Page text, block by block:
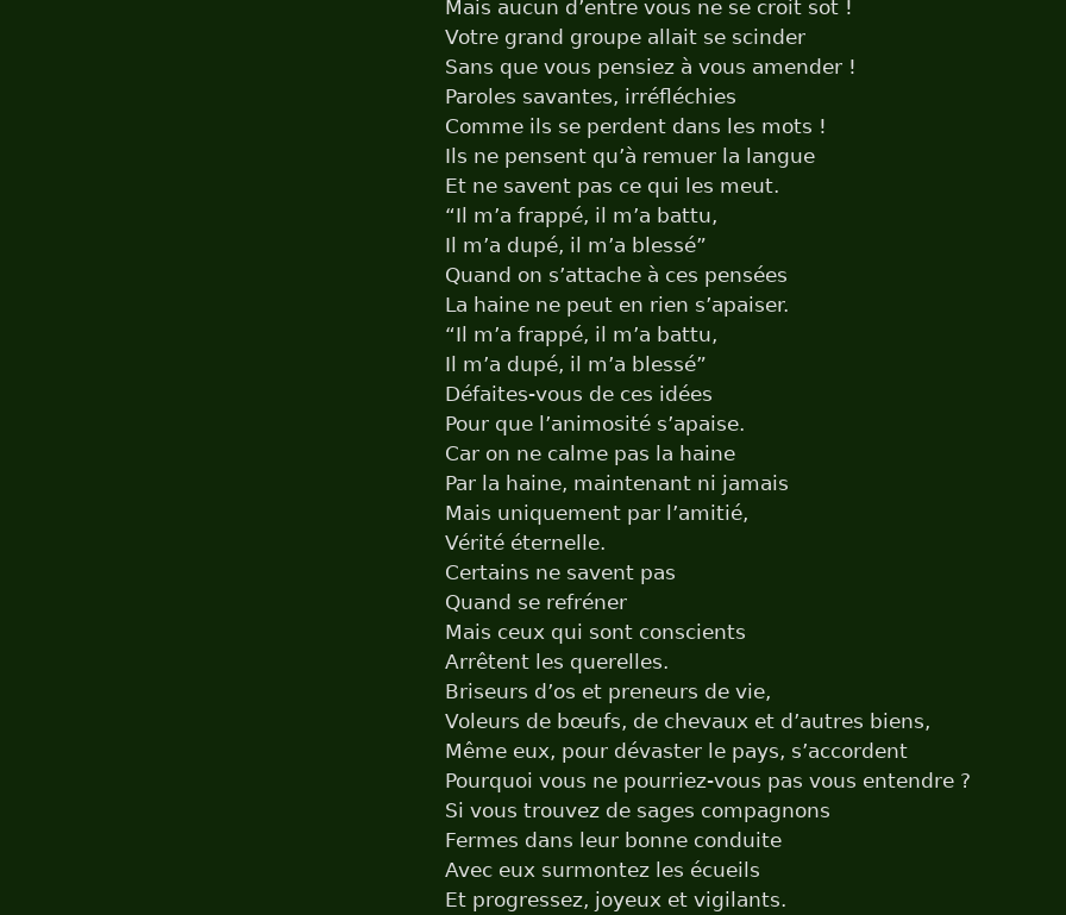
Mais aucun d’entre vous ne se croit sot !
Votre grand groupe allait se scinder
Sans que vous pensiez à vous amender !
Paroles savantes, irréfléchies
Comme ils se perdent dans les mots !
Ils ne pensent qu’à remuer la langue
Et ne savent pas ce qui les meut.
“Il m’a frappé, il m’a battu,
Il m’a dupé, il m’a blessé”
Quand on s’attache à ces pensées
La haine ne peut en rien s’apaiser.
“Il m’a frappé, il m’a battu,
Il m’a dupé, il m’a blessé”
Défaites-vous de ces idées
Pour que l’animosité s’apaise.
Car on ne calme pas la haine
Par la haine, maintenant ni jamais
Mais uniquement par l’amitié,
Vérité éternelle.
Certains ne savent pas
Quand se refréner
Mais ceux qui sont conscients
Arrêtent les querelles.
Briseurs d’os et preneurs de vie,
Voleurs de bœufs, de chevaux et d’autres biens,
Même eux, pour dévaster le pays, s’accordent
Pourquoi vous ne pourriez-vous pas vous entendre ?
Si vous trouvez de sages compagnons
Fermes dans leur bonne conduite
Avec eux surmontez les écueils
Et progressez, joyeux et vigilants.